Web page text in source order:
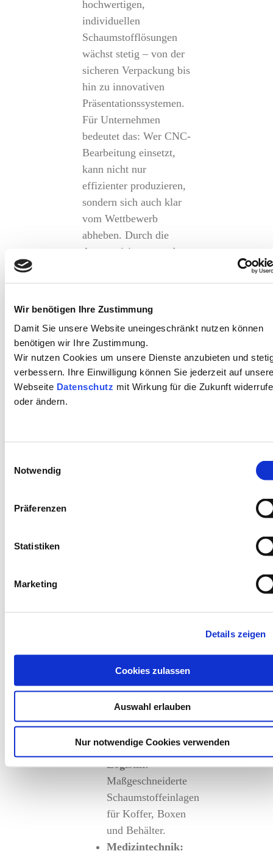
Wir benötigen Ihre Zustimmung
Damit Sie unsere Website uneingeschränkt nutzen können
benötigen wir Ihre Zustimmung.
Wir nutzen Cookies um unsere Dienste anzubieten und
verbessern. Ihre Einwilligung können Sie jederzeit auf
Webseite Datenschutz mit Wirkung für die Zukunft
oder ändern.
Notwendig
Präferenzen
Statistiken
Marketing
Details zeigen
Cookies zulassen
Auswahl erlauben
Nur notwendige Cookies verwenden
hochwertigen,
individuellen
Schaumstofflösungen
wächst stetig – von der
sicheren Verpackung bis
hin zu innovativen
Präsentationssystemen.
Für Unternehmen
bedeutet das: Wer CNC-
Bearbeitung einsetzt,
kann nicht nur
effizienter produzieren,
sondern sich auch klar
vom Wettbewerb
abheben. Durch die
Automatisierung und
Geschäftsfelder.
Wirtschaftliche
Fertigung kleiner
und mittlerer
Bedarf
Die CNC-Bearbeitung
von Schaumstoff ist in
vielen Industrien
unverzichtbar:
Transport &
Logistik:
Maßgeschneiderte
Schaumstoffeinlagen
für Koffer, Boxen
und Behälter.
Medizintechnik: